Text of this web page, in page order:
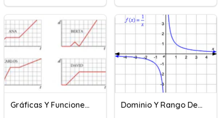
Gráficas Y Funciones I Dominio Y Rango De Funciones Racionales